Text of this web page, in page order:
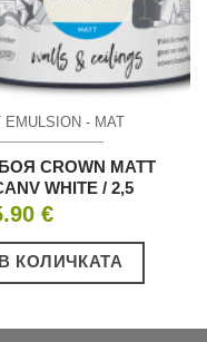
- МАТ
CROWN MATT
WHITE / 2,5
€
КОЛИЧКАТА